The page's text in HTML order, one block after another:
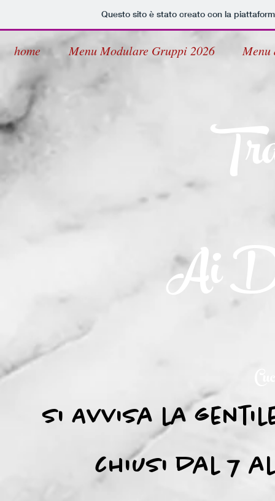
Questo sito è stato creato con la
home Menu Modulare Gruppi 2026 Menu
Ai
Si Avvisa la
chiusi dal 7